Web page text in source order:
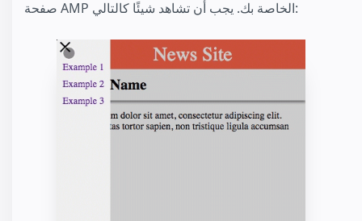
صفحة AMP الخاصة بك. يجب أن تشاهد شيئًا كالتالي: